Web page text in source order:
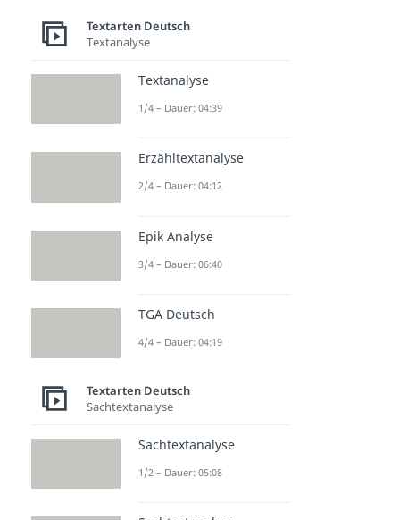
Dauer: 03:11
Bericht schreiben
Unfallbericht schreiben
W-Fragen
Erfahrungsberichte
Textarten Deutsch
Textanalyse
Textanalyse
1/4 – Dauer: 04:39
Erzähltextanalyse
2/4 – Dauer: 04:12
Epik Analyse
3/4 – Dauer: 06:40
TGA Deutsch
4/4 – Dauer: 04:19
Textarten Deutsch
Sachtextanalyse
Sachtextanalyse
1/2 – Dauer: 05:08